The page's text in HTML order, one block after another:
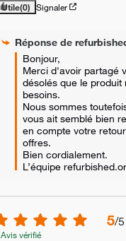
Utile(0) Signaler
Réponse de
Bonjour,
Merci d'avoir partagé
désolés que le
besoins.
Nous sommes
vous ait semblé bien
en compte votre
offres.
Bien cordialement.
L’équipe
5/5
Avis vérifié